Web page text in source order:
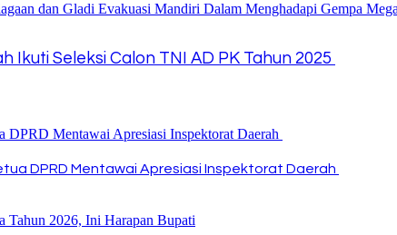
Ikuti Seleksi Calon TNI AD PK Tahun 2025
DPRD Mentawai Apresiasi Inspektorat Daerah